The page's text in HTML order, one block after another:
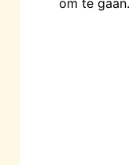
om te